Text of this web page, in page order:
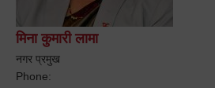
मिना कुमारी लामा
नगर प्रमुख
Phone: